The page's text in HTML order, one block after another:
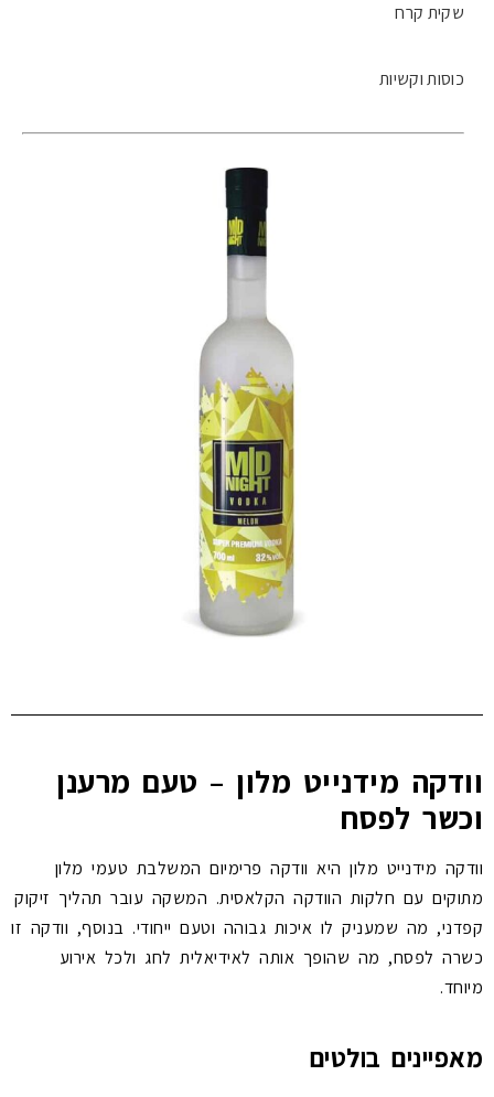
שקית קרח
כוסות וקשיות
וודקה מידנייט מלון – טעם מרענן
וכשר לפסח
וודקה מידנייט מלון היא וודקה פרימיום המשלבת טעמי מלון
מתוקים עם חלקות הוודקה הקלאסית. המשקה עובר תהליך זיקוק
קפדני, מה שמעניק לו איכות גבוהה וטעם ייחודי. בנוסף, וודקה זו
כשרה לפסח, מה שהופך אותה לאידיאלית לחג ולכל אירוע
מיוחד.
מאפיינים בולטים